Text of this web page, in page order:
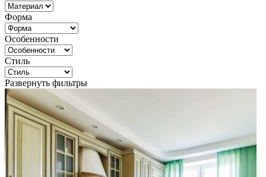
Форма
Особенности
Стиль
Развернуть фильтры